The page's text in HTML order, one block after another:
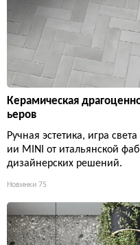
Керамическая
ьеров
Ручная эстетика, игра
ии MINI от итальянской
дизайнерских решений.
Новинки 75